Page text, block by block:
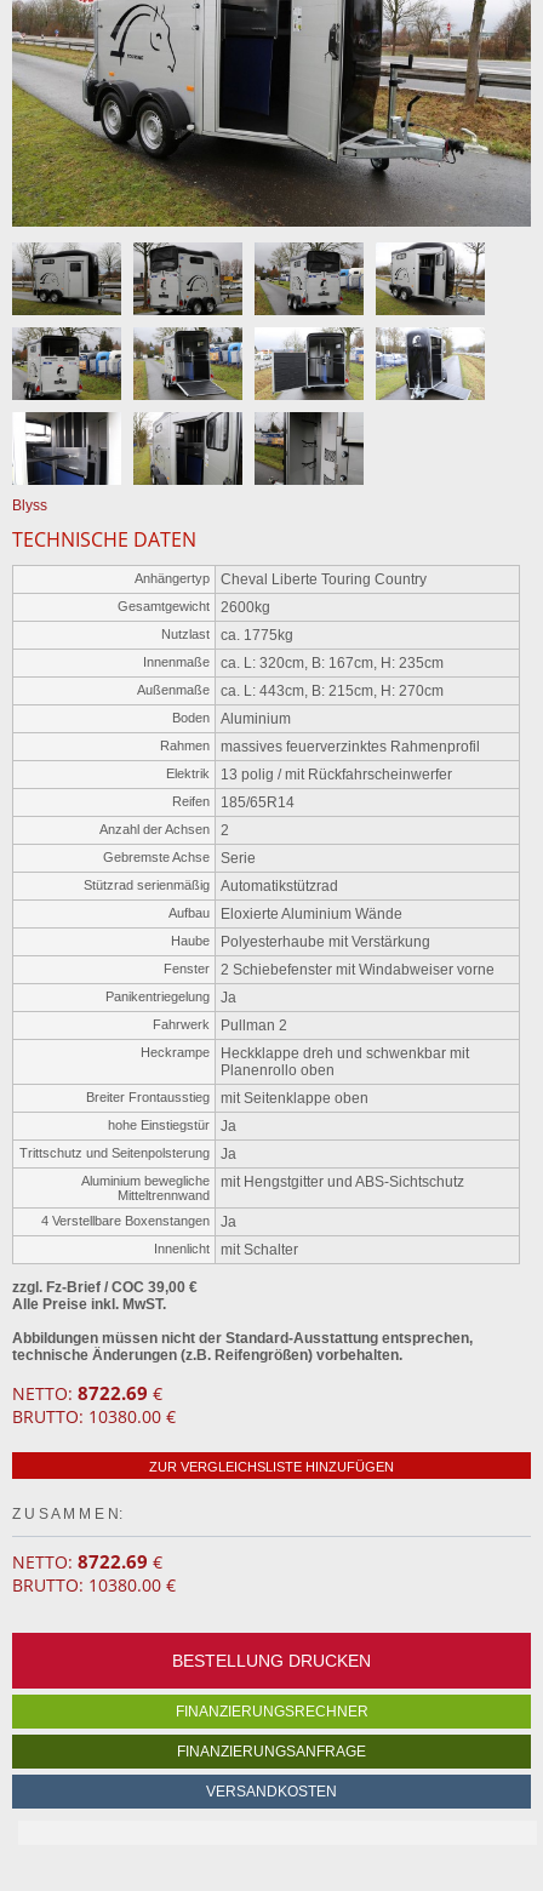
Blyss
TECHNISCHE DATEN
Anhängertyp Cheval Liberte Touring Country
Gesamtgewicht 2600kg
Nutzlast ca. 1775kg
Innenmaße ca. L: 320cm, B: 167cm, H: 235cm
Außenmaße ca. L: 443cm, B: 215cm, H: 270cm
Boden Aluminium
Rahmen massives feuerverzinktes Rahmenprofil
Elektrik 13 polig / mit Rückfahrscheinwerfer
Reifen 185/65R14
Anzahl der Achsen 2
Gebremste Achse Serie
Stützrad serienmäßig Automatikstützrad
Aufbau Eloxierte Aluminium Wände
Haube Polyesterhaube mit Verstärkung
Fenster 2 Schiebefenster mit Windabweiser vorne
Panikentriegelung Ja
Fahrwerk Pullman 2
Heckrampe
Heckklappe dreh und schwenkbar mit
Planenrollo oben
Breiter Frontausstieg mit Seitenklappe oben
hohe Einstiegstür Ja
Trittschutz und Seitenpolsterung Ja
Aluminium bewegliche
Mitteltrennwand
mit Hengstgitter und ABS-Sichtschutz
4 Verstellbare Boxenstangen Ja
Innenlicht mit Schalter
zzgl. Fz-Brief / COC 39,00 €
Alle Preise inkl. MwST.
Abbildungen müssen nicht der Standard-Ausstattung entsprechen,
technische Änderungen (z.B. Reifengrößen) vorbehalten.
NETTO: 8722.69 €
BRUTTO: 10380.00 €
ZUR VERGLEICHSLISTE HINZUFÜGEN
Z U S A M M E N:
NETTO: 8722.69 €
BRUTTO: 10380.00 €
BESTELLUNG DRUCKEN
FINANZIERUNGSRECHNER
FINANZIERUNGSANFRAGE
VERSANDKOSTEN